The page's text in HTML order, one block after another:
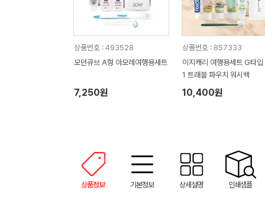
상품번호 : 493528
모던큐브 A형 아모레여행용세트
7,250원
상품번호 : 857333
이지캐리 여행용세트 G타
1 트래블 파우치 워시백
10,400원
상품정보 기본정보 상세설명 인쇄샘플